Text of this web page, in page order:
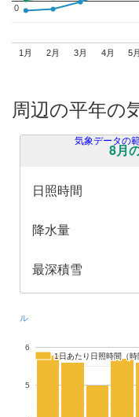
1月 2月 3月 4月 5月
0
0
周辺の平年の
8月
日照時間
降水量
最深積雪
気象データの
ル
5
6
1日あたり日照時間（時
1日あたり日照時間（時